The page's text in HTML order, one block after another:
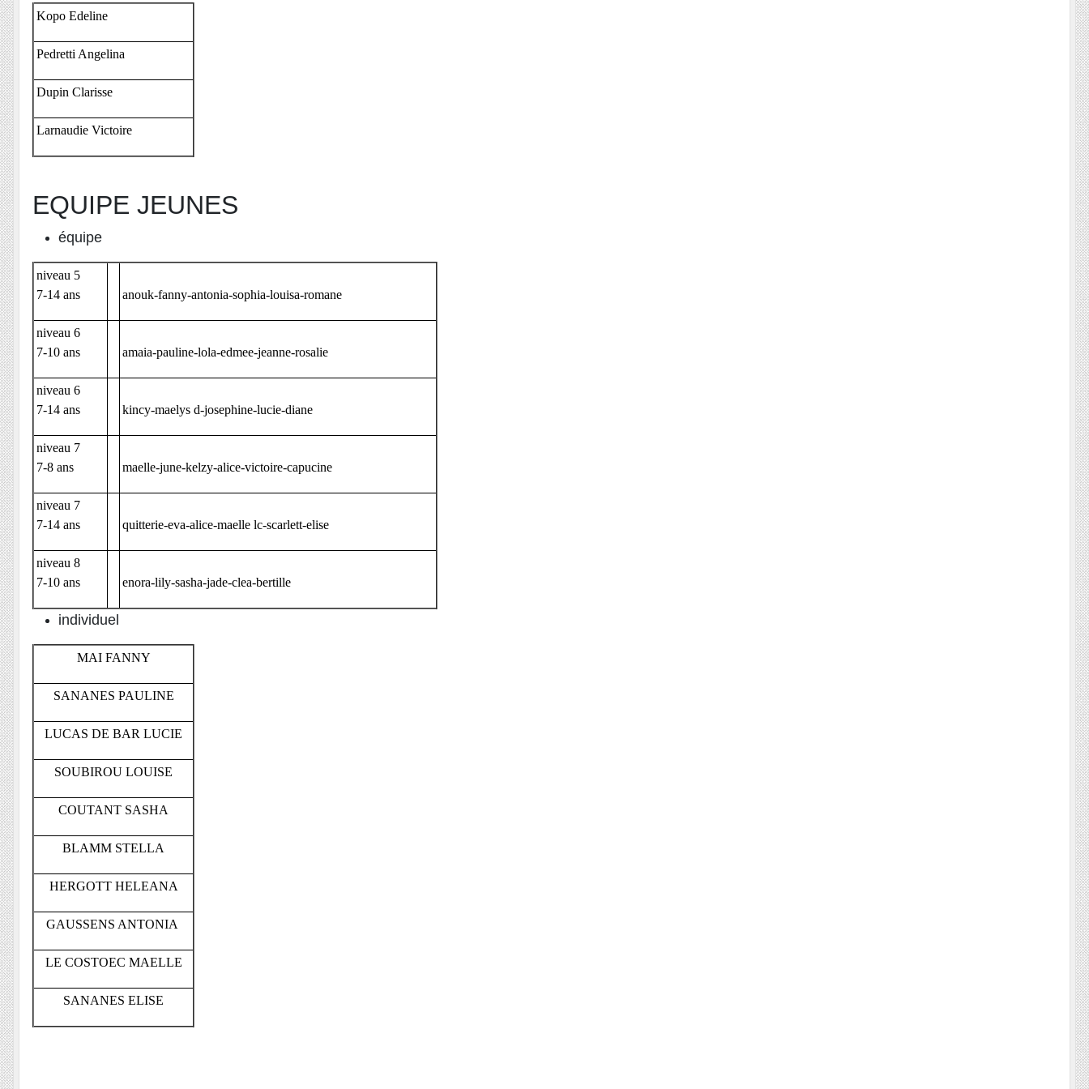
Kopo Edeline
Pedretti Angelina
Dupin Clarisse
Larnaudie Victoire
EQUIPE JEUNES
équipe
niveau 5
7-14 ans
anouk-fanny-antonia-sophia-louisa-romane
niveau 6
7-10 ans
amaia-pauline-lola-edmee-jeanne-rosalie
niveau 6
7-14 ans
kincy-maelys d-josephine-lucie-diane
niveau 7
7-8 ans
maelle-june-kelzy-alice-victoire-capucine
niveau 7
7-14 ans
quitterie-eva-alice-maelle lc-scarlett-elise
niveau 8
7-10 ans
enora-lily-sasha-jade-clea-bertille
individuel
MAI FANNY
SANANES PAULINE
LUCAS DE BAR LUCIE
SOUBIROU LOUISE
COUTANT SASHA
BLAMM STELLA
HERGOTT HELEANA
GAUSSENS ANTONIA
LE COSTOEC MAELLE
SANANES ELISE